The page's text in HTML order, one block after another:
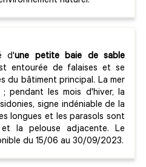
d'une petite baie de sable
entourée de falaises et se
du bâtiment principal. La mer
pendant les mois d'hiver, la
signe indéniable de la
longues et les parasols sont
la pelouse adjacente. Le
du 15/06 au 30/09/2023.